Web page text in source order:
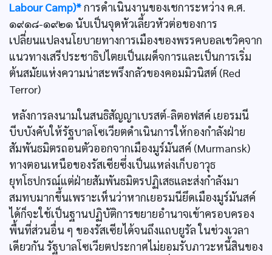
Labour Camp)*การดำเนินงานของเชการะหว่าง ค.ศ.
๑๙๑๘-๑๙๒๑ นับเป็นจุดหัวเลี้ยวหัวต่อของการ
เปลี่ยนแปลงนโยบายทางการเมืองของพรรคบอลเชวิคจาก
แนวทางเสรีประชาธิปไตยเป็นเผด็จการและเป็นการเริ่ม
ต้นสมัยแห่งความน่าสะพรึงกลัวของคอมมิวนิสต์ (Red
Terror)
หลังการลงนามในสนธิสัญญาเบรสต์-ลิตอฟสค์ เยอรมนี
บีบบังคับให้รัฐบาลโซเวียตดำเนินการให้กองกำลังฝ่าย
สัมพันธมิตรถอนตัวออกจากเมืองมูร์มันสค์ (Murmansk)
ทางตอนเหนือของรัสเซียซึ่งเป็นแหล่งเก็บอาวุธ
ยุทโธปกรณ์แต่ฝ่ายสัมพันธมิตรปฏิเสธและส่งกำลังมา
สมทบมากขึ้นเพราะเห็นว่าหากเยอรมนียึดเมืองมูร์มันสค์
ได้ก็จะใช้เป็นฐานปฏิบัติการขยายอำนาจเข้าครอบครอง
พื้นที่ส่วนอื่น ๆ ของรัสเซียได้จนถึงแถบยูรัล ในช่วงเวลา
เดียวกัน รัฐบาลโซเวียตประกาศไม่ยอมรับภาวะหนี้สินของ